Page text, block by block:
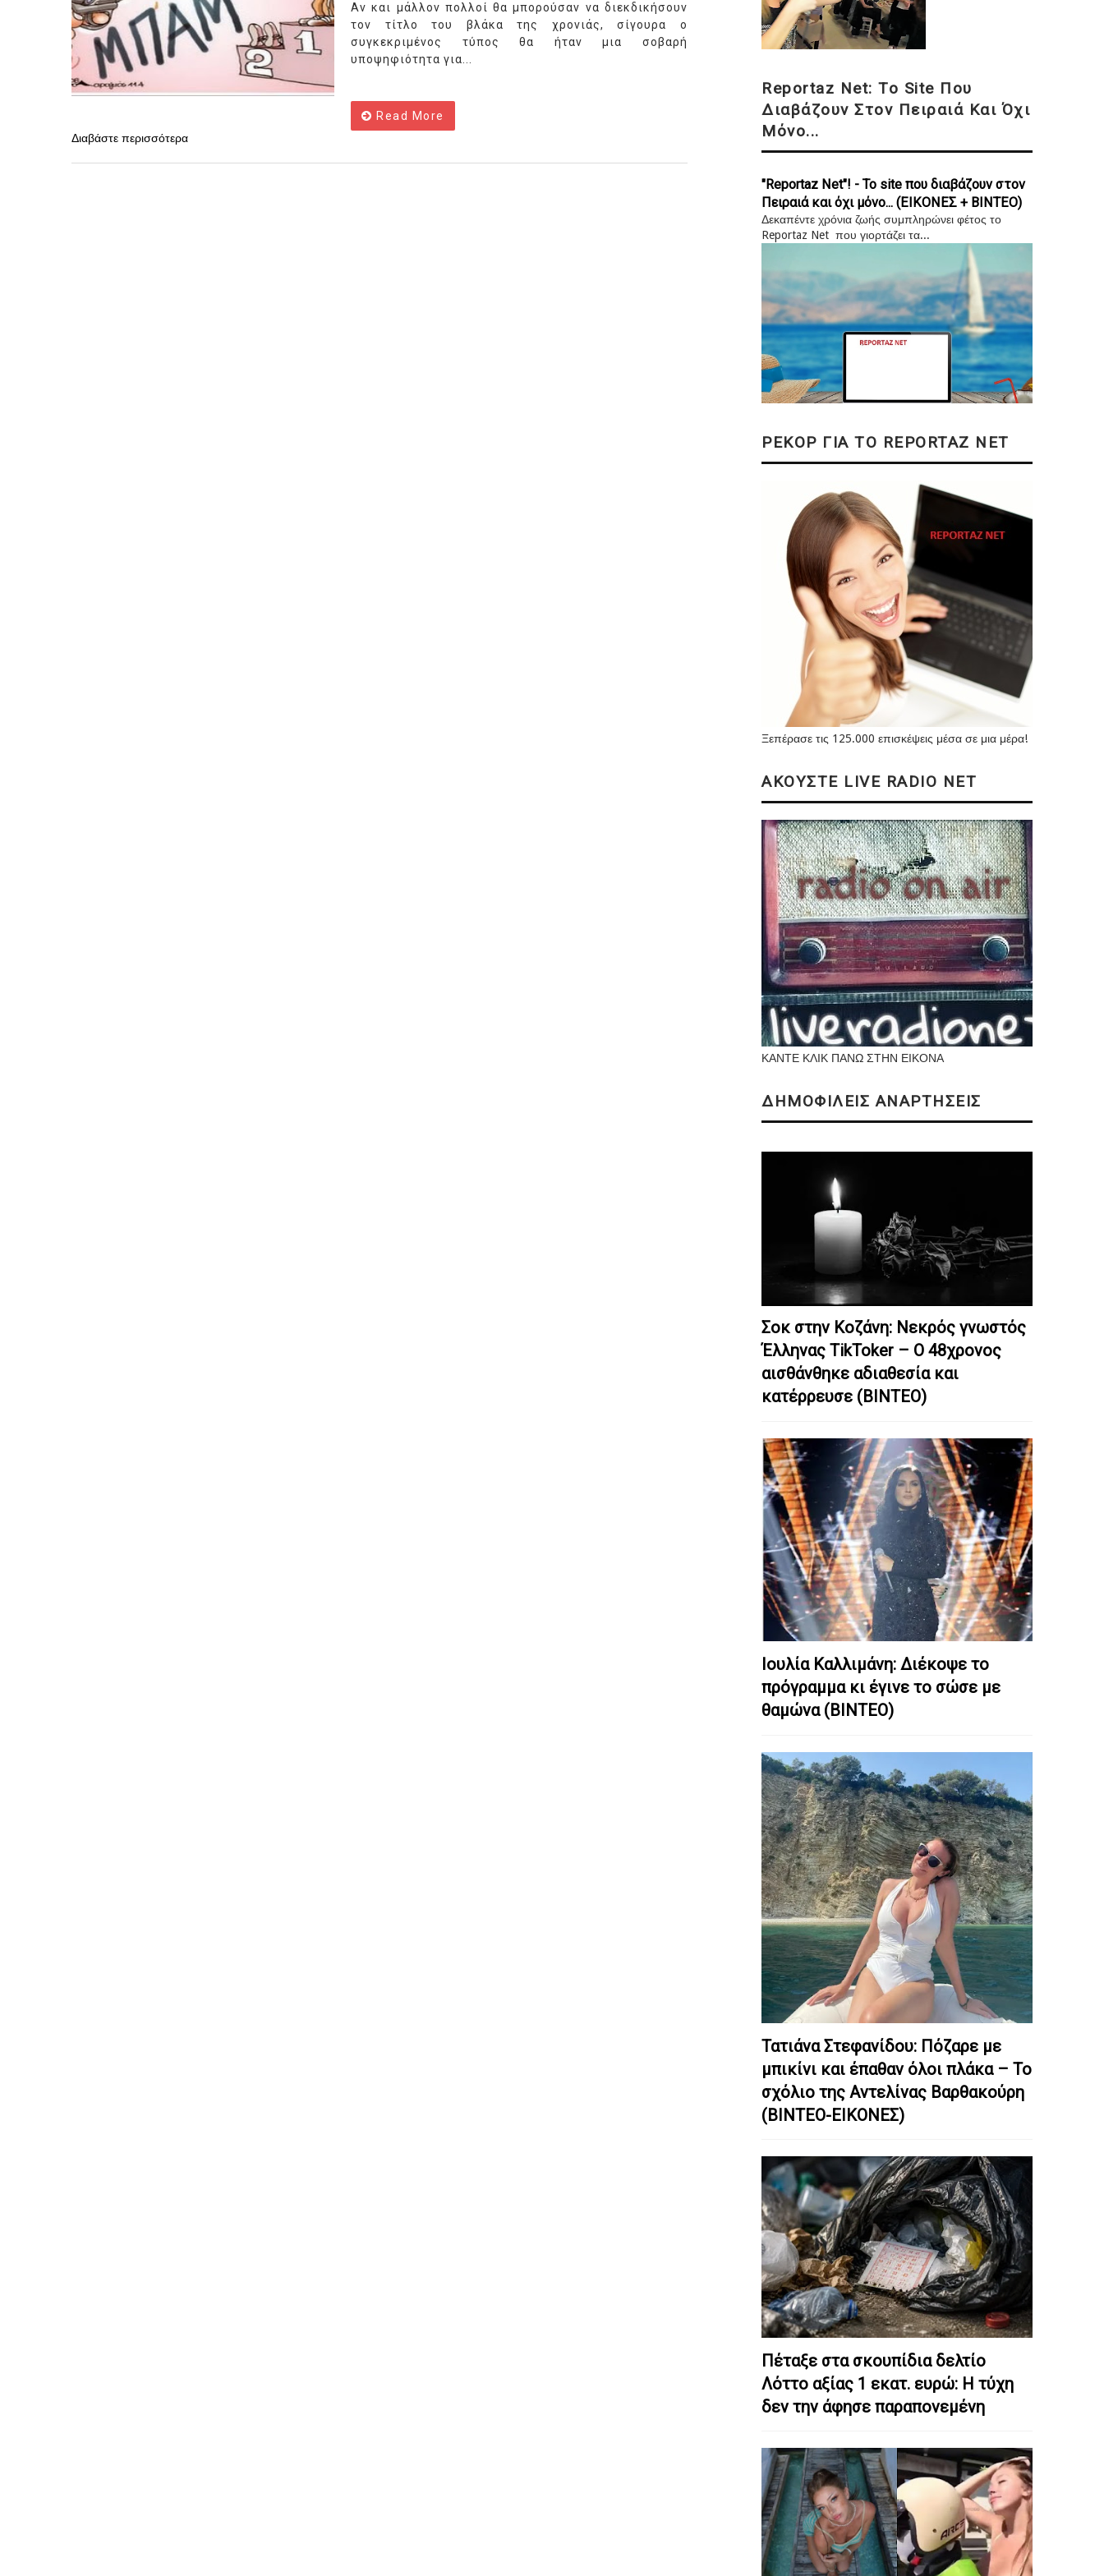
Αν και μάλλον πολλοί θα μπορούσαν να διεκδικήσουν
τον τίτλο του βλάκα της χρονιάς, σίγουρα ο
συγκεκριμένος τύπος θα ήταν μια σοβαρή
υποψηφιότητα για...
Read More
Διαβάστε περισσότερα
Reportaz Net: Το Site Που
Διαβάζουν Στον Πειραιά Και Όχι
Μόνο...
"Reportaz Net"! - Το site που διαβάζουν στον
Πειραιά και όχι μόνο... (ΕΙΚΟΝΕΣ + ΒΙΝΤΕΟ)
Δεκαπέντε χρόνια ζωής συμπληρώνει φέτος το
Reportaz Net που γιορτάζει τα...
ΡΕΚΟΡ ΓΙΑ ΤΟ REPORTAZ NET
Ξεπέρασε τις 125.000 επισκέψεις μέσα σε μια μέρα!
ΑΚΟΥΣΤΕ LIVE RADIO NET
ΚΑΝΤΕ ΚΛΙΚ ΠΑΝΩ ΣΤΗΝ ΕΙΚΟΝΑ
ΔΗΜΟΦΙΛΕΙΣ ΑΝΑΡΤΗΣΕΙΣ
Σοκ στην Κοζάνη: Nεκρός γνωστός
Έλληνας TikToker – Ο 48χρονος
αισθάνθηκε αδιαθεσία και
κατέρρευσε (ΒΙΝΤΕΟ)
Ιουλία Καλλιμάνη: Διέκοψε το
πρόγραμμα κι έγινε το σώσε με
θαμώνα (ΒΙΝΤΕΟ)
Τατιάνα Στεφανίδου: Πόζαρε με
μπικίνι και έπαθαν όλοι πλάκα – Το
σχόλιο της Αντελίνας Βαρθακούρη
(ΒΙΝΤΕΟ-ΕΙΚΟΝΕΣ)
Πέταξε στα σκουπίδια δελτίο
Λόττο αξίας 1 εκατ. ευρώ: Η τύχη
δεν την άφησε παραπονεμένη